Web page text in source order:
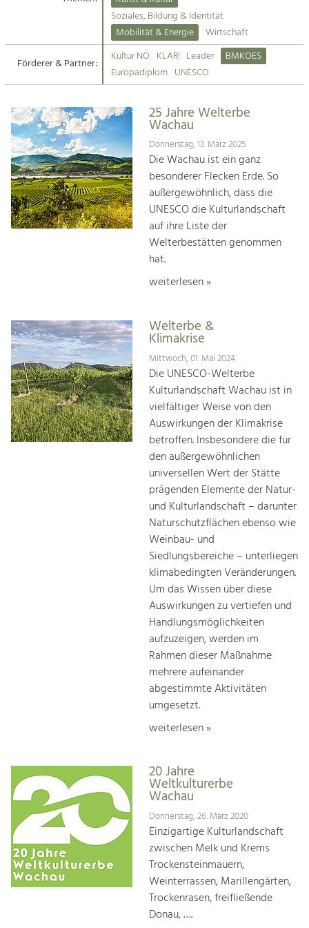
Suche
Impressum
Kontakt
Angebotsentwicklung und
Handwerk, Wissenschaft und Forschung.
Soziales, Bildung &
Identität
Gleichberechtigung, Jugend und
Integration
Mobilität & Energie
Klimawandel, öffentlicher Verkehr und
Steigerung regionaler Wertschöpfung
Soziales, Bildung & Identität
Mobilität & Energie
Wirtschaft
Förderer & Partner:
Kultur NÖ KLAR! Leader
BMKOES
Europadiplom UNESCO
25 Jahre Welterbe
Wachau
Donnerstag, 13. März 2025
Die Wachau ist ein ganz
besonderer Flecken Erde. So
außergewöhnlich, dass die
UNESCO die Kulturlandschaft
auf ihre Liste der
Welterbestätten genommen
hat.
weiterlesen »
Welterbe &
Klimakrise
Mittwoch, 01. Mai 2024
Die UNESCO-Welterbe
Kulturlandschaft Wachau ist in
vielfältiger Weise von den
Auswirkungen der Klimakrise
betroffen. Insbesondere die für
den außergewöhnlichen
universellen Wert der Stätte
prägenden Elemente der Natur-
und Kulturlandschaft – darunter
Naturschutzflächen ebenso wie
Weinbau- und
Siedlungsbereiche – unterliegen
klimabedingten Veränderungen.
Um das Wissen über diese
Auswirkungen zu vertiefen und
Handlungsmöglichkeiten
aufzuzeigen, werden im
Rahmen dieser Maßnahme
mehrere aufeinander
abgestimmte Aktivitäten
umgesetzt.
weiterlesen »
20 Jahre
Weltkulturerbe
Wachau
Donnerstag, 26. März 2020
Einzigartige Kulturlandschaft
zwischen Melk und Krems
Trockensteinmauern,
Weinterrassen, Marillengärten,
Trockenrasen, freifließende
Donau, ….